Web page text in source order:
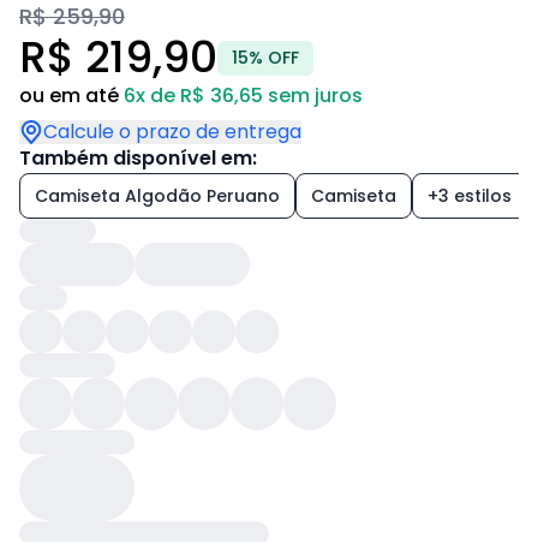
R$ 259,90
R$ 219,90 15% OFF
ou em até 6x de R$ 36,65 sem juros
Calcule o prazo de entrega
Também disponível em:
Camiseta Algodão Peruano Camiseta +3 estilos